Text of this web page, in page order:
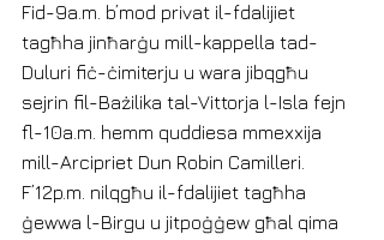
Fid-9a.m. b’mod privat il-fdalijiet
tagħha jinħarġu mill-kappella tad-
Duluri fiċ-ċimiterju u wara jibqgħu
sejrin fil-Bażilika tal-Vittorja l-Isla fejn
fl-10a.m. hemm quddiesa mmexxija
mill-Arcipriet Dun Robin Camilleri.
F’12p.m. nilqgħu il-fdalijiet tagħha
ġewwa l-Birgu u jitpoġġew għal qima